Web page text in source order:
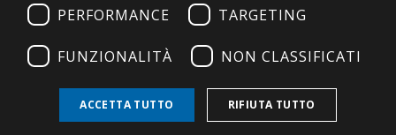
PERFORMANCE TARGETING
FUNZIONALITÀ NON CLASSIFICATI
ACCETTA TUTTO RIFIUTA TUTTO